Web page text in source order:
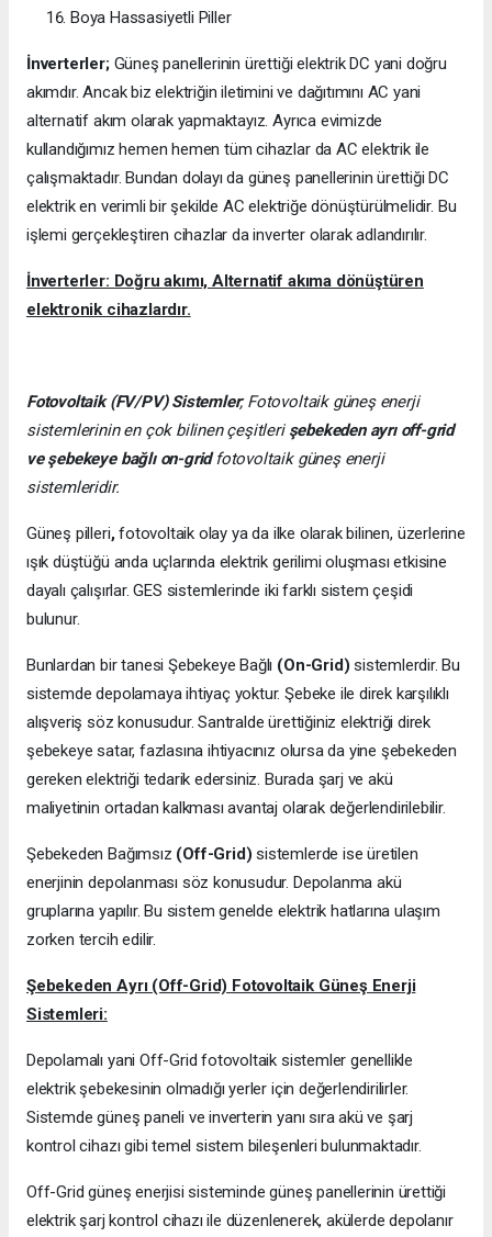
Boya Hassasiyetli Piller
İnverterler;Güneş panellerinin ürettiği elektrik DC yani doğru
akımdır. Ancak biz elektriğin iletimini ve dağıtımını AC yani
alternatif akım olarak yapmaktayız. Ayrıca evimizde
kullandığımız hemen hemen tüm cihazlar da AC elektrik ile
çalışmaktadır. Bundan dolayı da güneş panellerinin ürettiği DC
elektrik en verimli bir şekilde AC elektriğe dönüştürülmelidir. Bu
işlemi gerçekleştiren cihazlar da inverter olarak adlandırılır.
İnverterler: Doğru akımı, Alternatif akıma dönüştüren
elektronik cihazlardır.
Fotovoltaik (FV/PV) Sistemler; Fotovoltaik güneş enerji
sistemlerinin en çok bilinen çeşitleri şebekeden ayrı off-grid
ve şebekeye bağlı on-gridfotovoltaik güneş enerji
sistemleridir.
Güneş pilleri,fotovoltaik olay ya da ilke olarak bilinen, üzerlerine
ışık düştüğü anda uçlarında elektrik gerilimi oluşması etkisine
dayalı çalışırlar. GES sistemlerinde iki farklı sistem çeşidi
bulunur.
Bunlardan bir tanesi Şebekeye Bağlı (On-Grid) sistemlerdir. Bu
sistemde depolamaya ihtiyaç yoktur. Şebeke ile direk karşılıklı
alışveriş söz konusudur. Santralde ürettiğiniz elektriği direk
şebekeye satar, fazlasına ihtiyacınız olursa da yine şebekeden
gereken elektriği tedarik edersiniz. Burada şarj ve akü
maliyetinin ortadan kalkması avantaj olarak değerlendirilebilir.
Şebekeden Bağımsız (Off-Grid) sistemlerde ise üretilen
enerjinin depolanması söz konusudur. Depolanma akü
gruplarına yapılır. Bu sistem genelde elektrik hatlarına ulaşım
zorken tercih edilir.
Şebekeden Ayrı (Off-Grid) Fotovoltaik Güneş Enerji
Sistemleri:
Depolamalı yani Off-Grid fotovoltaik sistemler genellikle
elektrik şebekesinin olmadığı yerler için değerlendirilirler.
Sistemde güneş paneli ve inverterin yanı sıra akü ve şarj
kontrol cihazı gibi temel sistem bileşenleri bulunmaktadır.
Off-Grid güneş enerjisi sisteminde güneş panellerinin ürettiği
elektrik şarj kontrol cihazı ile düzenlenerek, akülerde depolanır